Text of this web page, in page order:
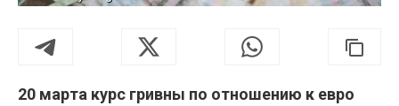
20 марта курс гривны по отношению к евро